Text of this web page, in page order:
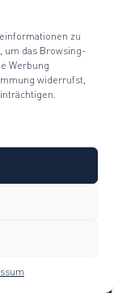
zu
um das Browsing-
Werbung
widerrufst,
des